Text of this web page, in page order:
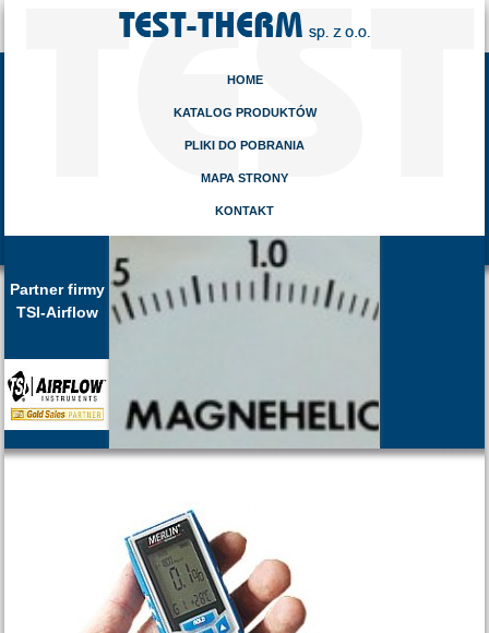
HOME
KATALOG PRODUKTÓW
PLIKI DO POBRANIA
MAPA STRONY
KONTAKT
Partner firmy
TSI-Airflow